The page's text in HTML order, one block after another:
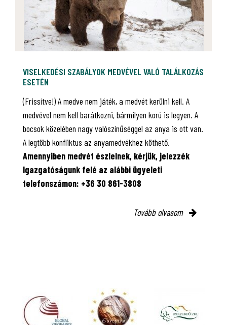
VISELKEDÉSI SZABÁLYOK MEDVÉVEL VALÓ TALÁLKOZÁS
ESETÉN
(Frissítve!) A medve nem játék, a medvét kerülni kell. A
medvével nem kell barátkozni, bármilyen korú is legyen. A
bocsok közelében nagy valószínűséggel az anya is ott van.
A legtöbb konfliktus az anyamedvékhez köthető.
Amennyiben medvét észlelnek, kérjük, jelezzék
Igazgatóságunk felé az alábbi ügyeleti
telefonszámon: +36 30 861-3808
Tovább olvasom